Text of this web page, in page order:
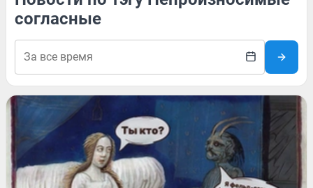
согласные